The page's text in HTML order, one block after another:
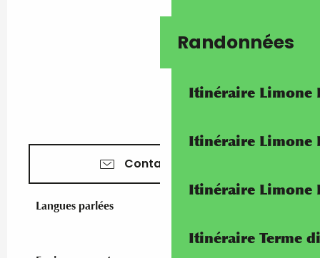
Randonnées
Itinéraire Limone
Itinéraire Limone
Itinéraire Limone
Itinéraire Terme
Contactez-nous
Langues parlées
Langues parlées